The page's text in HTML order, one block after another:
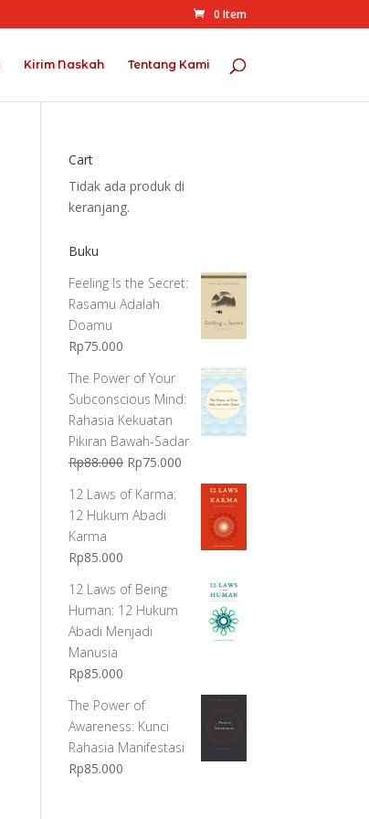
0 Item
Kirim Naskah Tentang Kami
Cart
Tidak ada produk di
keranjang.
Buku
Feeling Is the Secret:
Rasamu Adalah
Doamu
Rp75.000
The Power of Your
Subconscious Mind:
Rahasia Kekuatan
Pikiran Bawah-Sadar
Rp88.000 Harga
adalah:
Rp88.000.
Rp75.000
saat
adalah:
Rp75.000.
12 Laws of Karma:
12 Hukum Abadi
Karma
Rp85.000
12 Laws of Being
Human: 12 Hukum
Abadi Menjadi
Manusia
Rp85.000
The Power of
Awareness: Kunci
Rahasia Manifestasi
Rp85.000